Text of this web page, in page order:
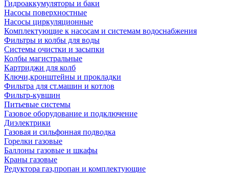
Гидроаккумуляторы и баки
Насосы поверхностные
Насосы циркуляционные
Комплектующие к насосам и системам водоснабжения
Фильтры и колбы для воды
Системы очистки и засыпки
Колбы магистральные
Картриджи для колб
Ключи,кронштейны и прокладки
Фильтра для ст.машин и котлов
Фильтр-кувшин
Питьевые системы
Газовое оборудование и подключение
Диэлектрики
Газовая и сильфонная подводка
Горелки газовые
Баллоны газовые и шкафы
Краны газовые
Редуктора газ,пропан и комплектующие